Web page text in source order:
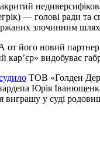
— голові ради
злочинним
його новий
видобуває
ТОВ «Голден
Юрія
у суді